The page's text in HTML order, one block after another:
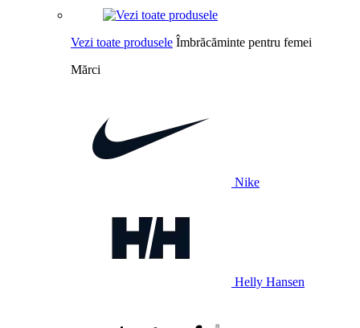
Vezi toate produsele Îmbrăcăminte pentru femei
Mărci
Nike
Helly Hansen